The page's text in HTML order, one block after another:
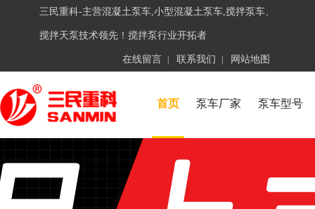
三民重科-主营混凝土泵车,小型混凝土泵车,搅拌泵车、
搅拌天泵技术领先！搅拌泵行业开拓者
在线留言 联系我们 网站地图
首页 泵车厂家 泵车型号